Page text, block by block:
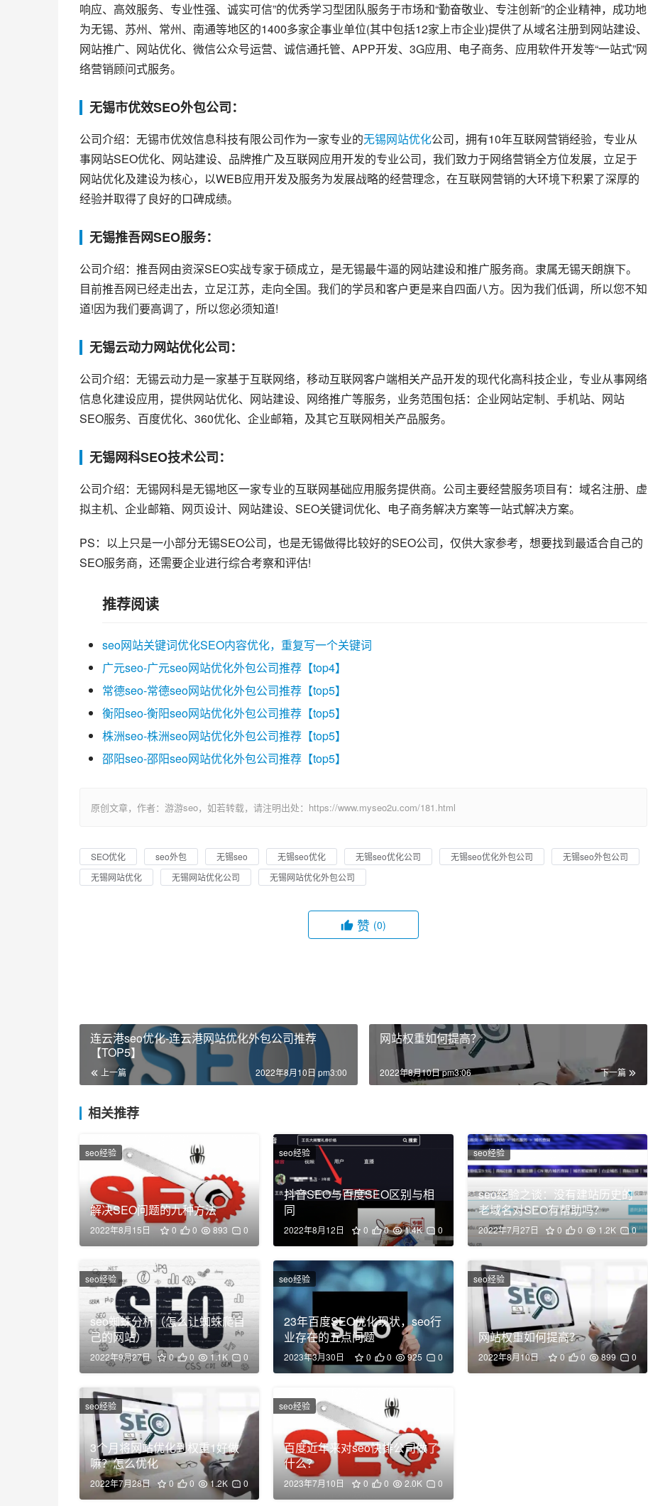
响应、高效服务、专业性强、诚实可信”的优秀学习型团队服务于市场和“勤奋敬业、专注创新”的企业精神，成功地
为无锡、苏州、常州、南通等地区的1400多家企事业单位(其中包括12家上市企业)提供了从域名注册到网站建设、
网站推广、网站优化、微信公众号运营、诚信通托管、APP开发、3G应用、电子商务、应用软件开发等“一站式”网
络营销顾问式服务。
无锡市优效SEO外包公司：
公司介绍：无锡市优效信息科技有限公司作为一家专业的无锡网站优化公司，拥有10年互联网营销经验，专业从
事网站SEO优化、网站建设、品牌推广及互联网应用开发的专业公司，我们致力于网络营销全方位发展，立足于
网站优化及建设为核心，以WEB应用开发及服务为发展战略的经营理念，在互联网营销的大环境下积累了深厚的
经验并取得了良好的口碑成绩。
无锡推吾网SEO服务：
公司介绍：推吾网由资深SEO实战专家于硕成立，是无锡最牛逼的网站建设和推广服务商。隶属无锡天朗旗下。
目前推吾网已经走出去，立足江苏，走向全国。我们的学员和客户更是来自四面八方。因为我们低调，所以您不知
道!因为我们要高调了，所以您必须知道!
无锡云动力网站优化公司：
公司介绍：无锡云动力是一家基于互联网络，移动互联网客户端相关产品开发的现代化高科技企业，专业从事网络
信息化建设应用，提供网站优化、网站建设、网络推广等服务，业务范围包括：企业网站定制、手机站、网站
SEO服务、百度优化、360优化、企业邮箱，及其它互联网相关产品服务。
无锡网科SEO技术公司：
公司介绍：无锡网科是无锡地区一家专业的互联网基础应用服务提供商。公司主要经营服务项目有：域名注册、虚
拟主机、企业邮箱、网页设计、网站建设、SEO关键词优化、电子商务解决方案等一站式解决方案。
PS：以上只是一小部分无锡SEO公司，也是无锡做得比较好的SEO公司，仅供大家参考，想要找到最适合自己的
SEO服务商，还需要企业进行综合考察和评估!
推荐阅读
seo网站关键词优化SEO内容优化，重复写一个关键词
广元seo-广元seo网站优化外包公司推荐【top4】
常德seo-常德seo网站优化外包公司推荐【top5】
衡阳seo-衡阳seo网站优化外包公司推荐【top5】
株洲seo-株洲seo网站优化外包公司推荐【top5】
邵阳seo-邵阳seo网站优化外包公司推荐【top5】
原创文章，作者：游游seo，如若转载，请注明出处：https://www.myseo2u.com/181.html
SEO优化 seo外包 无锡seo 无锡seo优化 无锡seo优化公司 无锡seo优化外包公司
无锡seo外包公司
无锡网站优化
无锡网站优化公司 无锡网站优化外包公司
赞 (0)
连云港seo优化-连云港网站优化外包公司推荐
【TOP5】
上一篇 2022年8月10日 pm3:00
网站权重如何提高？
下一篇
2022年8月10日 pm3:06
相关推荐
解决SEO问题的九种方法
2022年8月15日 0 0 893 0
seo经验
抖音SEO与百度SEO区别与相
同
2022年8月12日 0 0 1.4K 0
seo经验
seo经验之谈：没有建站历史的
老域名对SEO有帮助吗？
2022年7月27日 0 0 1.2K 0
seo经验
seo蜘蛛分析（怎么让蜘蛛爬自
己的网站）
2022年9月27日 0 0 1.1K 0
seo经验
23年百度SEO优化现状，seo行
业存在的五点问题
2023年3月30日 0 0 925 0
seo经验
网站权重如何提高？
2022年8月10日 0 0 899 0
seo经验
3个月将网站优化到权重1好做
嘛？怎么优化
2022年7月28日 0 0 1.2K 0
seo经验
百度近年来对seo快排公司做了
什么？
2023年7月10日 0 0 2.0K 0
seo经验